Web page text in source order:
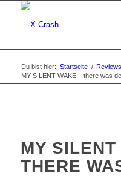
Du bist hier: Startseite / Reviews
MY SILENT WAKE – there was
MY SILENT
THERE